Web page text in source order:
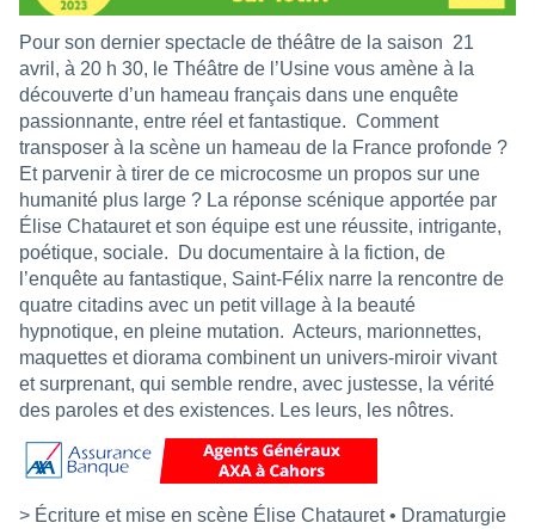
Pour son dernier spectacle de théâtre de la saison 21
avril, à 20 h 30, le Théâtre de l’Usine vous amène à la
découverte d’un hameau français dans une enquête
passionnante, entre réel et fantastique. Comment
transposer à la scène un hameau de la France profonde ?
Et parvenir à tirer de ce microcosme un propos sur une
humanité plus large ? La réponse scénique apportée par
Élise Chatauret et son équipe est une réussite, intrigante,
poétique, sociale.
Du documentaire à la fiction, de
l’enquête au fantastique, Saint-Félix narre la rencontre de
quatre citadins avec un petit village à la beauté
hypnotique, en pleine mutation. Acteurs, marionnettes,
maquettes et diorama combinent un univers-miroir vivant
et surprenant, qui semble rendre, avec justesse, la vérité
des paroles et des existences. Les leurs, les nôtres.
> Écriture et mise en scène Élise Chatauret • Dramaturgie